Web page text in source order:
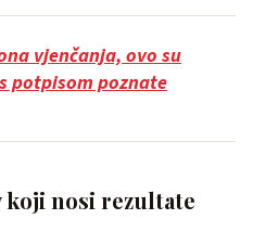
vjenčanja, ovo su
potpisom poznate
koji nosi rezultate